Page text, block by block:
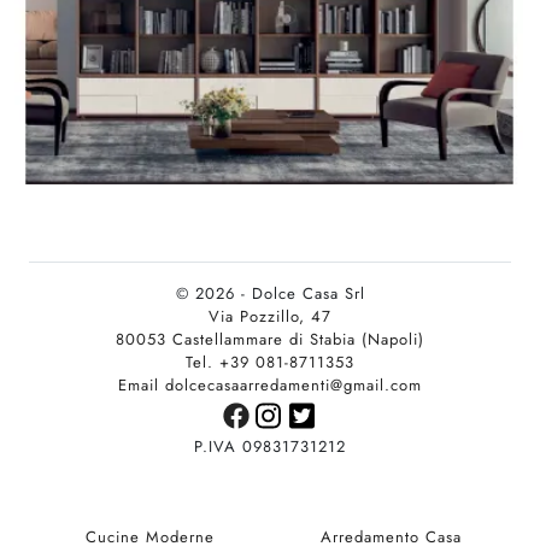
© 2026 - Dolce Casa Srl
Via Pozzillo, 47
80053 Castellammare di Stabia (Napoli)
Tel. +39 081-8711353
Email dolcecasaarredamenti@gmail.com
P.IVA 09831731212
Cucine Moderne Arredamento Casa